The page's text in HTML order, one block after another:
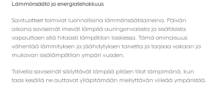
Lämmönsäätö ja energiatehokkuus
Savituotteet toimivat luonnollisina lämmönsäätöaineina. Päivän
aikana saviseinät imevät lämpöä auringonvalosta ja sisätiloista
vapauttaen sitä hitaasti lämpötilan laskiessa. Tämä ominaisuus
vähentää lämmityksen ja jäähdytyksen tarvetta ja tarjoaa vakaan ja
mukavan sisälämpötilan ympäri vuoden.
Talvella saviseinät säilyttävät lämpöä pitäen tilat lämpimänä, kun
taas kesällä ne auttavat ylläpitämään miellyttävän viileää ympäristöä.